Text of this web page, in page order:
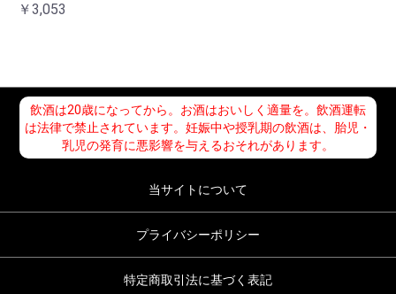
￥3,053
飲酒は20歳になってから。お酒はおいしく適量を。飲酒運転
は法律で禁止されています。妊娠中や授乳期の飲酒は、胎児・
乳児の発育に悪影響を与えるおそれがあります。
当サイトについて
プライバシーポリシー
特定商取引法に基づく表記